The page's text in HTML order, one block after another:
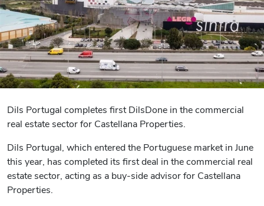
Dils Portugal completes first DilsDone in the commercial
real estate sector for Castellana Properties.
Dils Portugal, which entered the Portuguese market in June
this year, has completed its first deal in the commercial real
estate sector, acting as a buy-side advisor for Castellana
Properties.